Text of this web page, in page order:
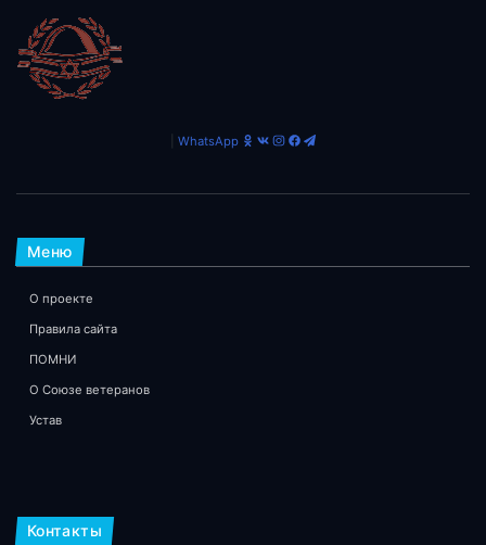
WhatsApp
Меню
О проекте
Правила сайта
ПОМНИ
О Союзе ветеранов
Устав
Контакты